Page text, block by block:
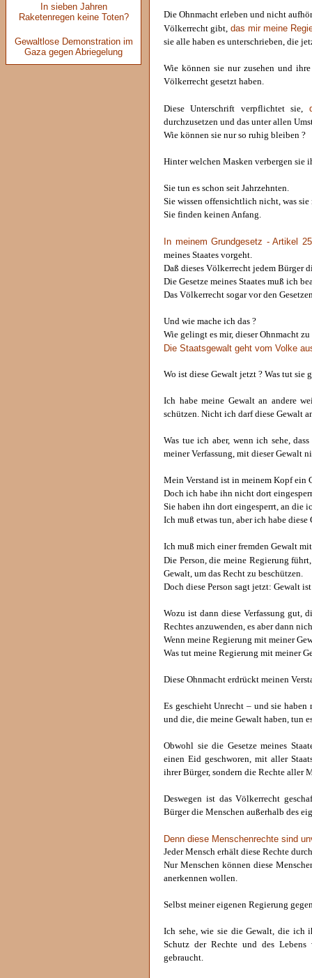
In sieben Jahren
Raketenregen keine Toten?
Gewaltlose Demonstration im
Gaza gegen Abriegelung
Die Ohnmacht erleben und nicht
Völkerrecht gibt, das mir meine
sie alle haben es unterschrieben, die
Wie können sie nur zusehen und
Völkerrecht gesetzt haben.
Diese Unterschrift verpflichtet sie,
durchzusetzen und das unter allen
Wie können sie nur so ruhig bleiben ?
Hinter welchen Masken verbergen sie
Sie tun es schon seit Jahrzehnten.
Sie wissen offensichtlich nicht, was
Sie finden keinen Anfang.
In meinem Grundgesetz - Artikel
meines Staates vorgeht.
Daß dieses Völkerrecht jedem Bürger
Die Gesetze meines Staates muß ich
Das Völkerrecht sogar vor den
Und wie mache ich das ?
Wie gelingt es mir, dieser Ohnmacht
Die Staatsgewalt geht vom Volke
Wo ist diese Gewalt jetzt ? Was tut sie
Ich habe meine Gewalt an andere
schützen. Nicht ich darf diese Gewalt
Was tue ich aber, wenn ich sehe,
meiner Verfassung, mit dieser Gewalt
Mein Verstand ist in meinem Kopf ein
Doch ich habe ihn nicht dort
Sie haben ihn dort eingesperrt, an die
Ich muß etwas tun, aber ich habe diese
Ich muß mich einer fremden Gewalt
Die Person, die meine Regierung
Gewalt, um das Recht zu beschützen.
Doch diese Person sagt jetzt: Gewalt
Wozu ist dann diese Verfassung gut,
Rechtes anzuwenden, es aber dann
Wenn meine Regierung mit meiner
Was tut meine Regierung mit meiner
Diese Ohnmacht erdrückt meinen
Es geschieht Unrecht – und sie
und die, die meine Gewalt haben, tun
Obwohl sie die Gesetze meines
einen Eid geschworen, mit aller
ihrer Bürger, sondern die Rechte aller
Deswegen ist das Völkerrecht
Bürger die Menschen außerhalb des
Denn diese Menschenrechte sind
Jeder Mensch erhält diese Rechte
Nur Menschen können diese
anerkennen wollen.
Selbst meiner eigenen Regierung
Ich sehe, wie sie die Gewalt, die ich
Schutz der Rechte und des
gebraucht.